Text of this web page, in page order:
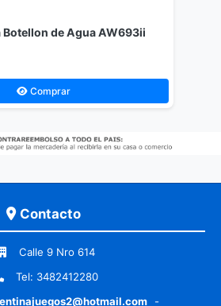
de Agua AW693ii
Comprar
Contacto
Calle 9 Nro 614
Tel: 3482412280
-